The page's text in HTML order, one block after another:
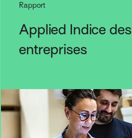
Rapport
Applied Indice des
entreprises